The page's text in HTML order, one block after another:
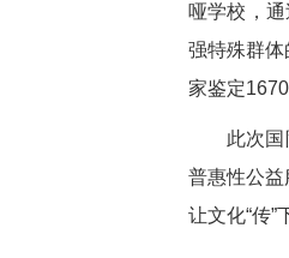
哑学校，
强特殊群
家鉴定
此次
普惠性公益
让文化“传”